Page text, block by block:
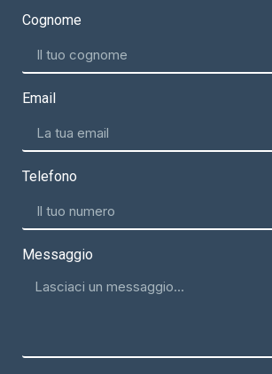
Cognome
Email
Telefono
Messaggio